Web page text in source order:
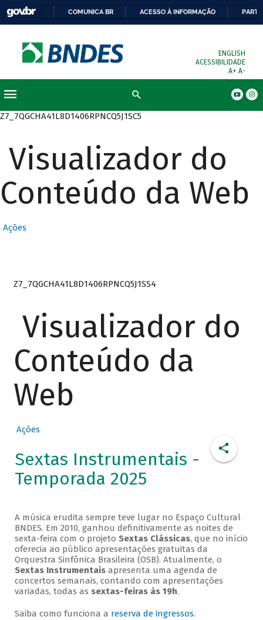
COMUNICA BR ACESSO À INFORMAÇÃO
ENGLISH
ACESSIBILIDADE
A+ A-
Z7_7QGCHA41L8D1406RPNCQ5J1SC5
Visualizador do
Conteúdo da Web
Ações
Z7_7QGCHA41L8D1406RPNCQ5J1SS4
Visualizador do
Conteúdo da
Web
Ações
Sextas Instrumentais -
Temporada 2025
A música erudita sempre teve lugar no Espaço Cultural
BNDES. Em 2010, ganhou definitivamente as noites de
sexta-feira com o projeto Sextas Clássicas, que no início
oferecia ao público apresentações gratuitas da
Orquestra Sinfônica Brasileira (OSB). Atualmente, o
Sextas Instrumentaisapresenta uma agenda de
concertos semanais, contando com apresentações
variadas, todas as sextas-feiras às 19h.
Saiba como funciona a reserva de ingressos.